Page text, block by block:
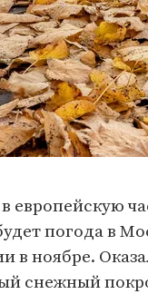
европейскую
погода в
в ноябре.
снежный